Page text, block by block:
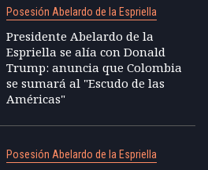
Posesión Abelardo de la Espriella
Presidente Abelardo de la
Espriella se alía con Donald
Trump: anuncia que Colombia
se sumará al "Escudo de las
Américas"
Posesión Abelardo de la Espriella